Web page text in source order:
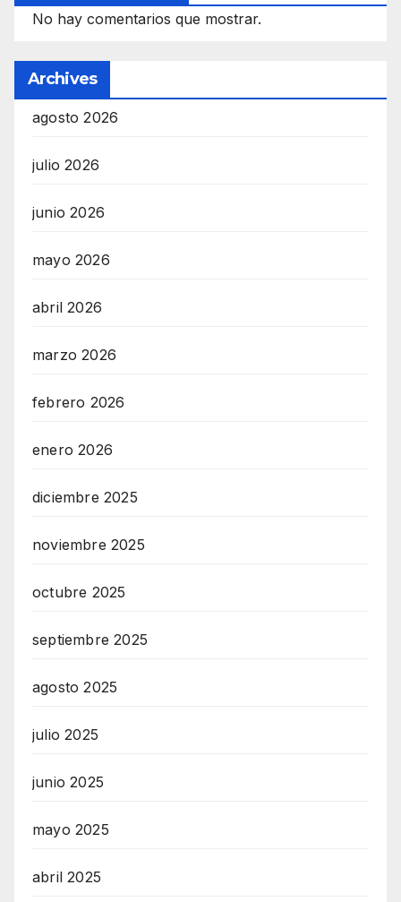
No hay comentarios que mostrar.
Archives
agosto 2026
julio 2026
junio 2026
mayo 2026
abril 2026
marzo 2026
febrero 2026
enero 2026
diciembre 2025
noviembre 2025
octubre 2025
septiembre 2025
agosto 2025
julio 2025
junio 2025
mayo 2025
abril 2025